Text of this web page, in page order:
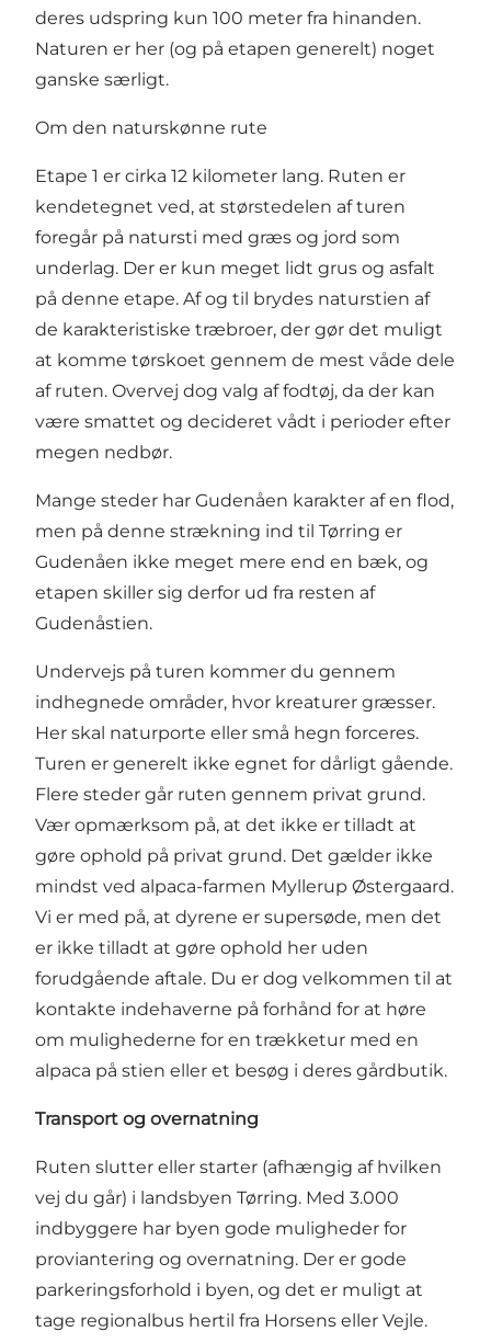
deres udspring kun 100 meter fra hinanden.
Naturen er her (og på etapen generelt) noget
ganske særligt.
Om den naturskønne rute
Etape 1 er cirka 12 kilometer lang. Ruten er
kendetegnet ved, at størstedelen af turen
foregår på natursti med græs og jord som
underlag. Der er kun meget lidt grus og asfalt
på denne etape. Af og til brydes naturstien af
de karakteristiske træbroer, der gør det muligt
at komme tørskoet gennem de mest våde dele
af ruten. Overvej dog valg af fodtøj, da der kan
være smattet og decideret vådt i perioder efter
megen nedbør.
Mange steder har Gudenåen karakter af en flod,
men på denne strækning ind til Tørring er
Gudenåen ikke meget mere end en bæk, og
etapen skiller sig derfor ud fra resten af
Gudenåstien.
Undervejs på turen kommer du gennem
indhegnede områder, hvor kreaturer græsser.
Her skal naturporte eller små hegn forceres.
Turen er generelt ikke egnet for dårligt gående.
Flere steder går ruten gennem privat grund.
Vær opmærksom på, at det ikke er tilladt at
gøre ophold på privat grund. Det gælder ikke
mindst ved alpaca-farmen Myllerup Østergaard.
Vi er med på, at dyrene er supersøde, men det
er ikke tilladt at gøre ophold her uden
forudgående aftale. Du er dog velkommen til at
kontakte indehaverne på forhånd for at høre
om mulighederne for en trækketur med en
alpaca på stien eller et besøg i deres gårdbutik.
Transport og overnatning
Ruten slutter eller starter (afhængig af hvilken
vej du går) i landsbyen Tørring. Med 3.000
indbyggere har byen gode muligheder for
proviantering og overnatning. Der er gode
parkeringsforhold i byen, og det er muligt at
tage regionalbus hertil fra Horsens eller Vejle.